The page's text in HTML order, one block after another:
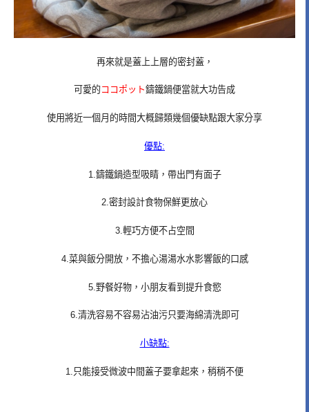
再來就是蓋上上層的密封蓋，
可愛的ココポット鑄鐵鍋便當就大功告成
使用將近一個月的時間大概歸類幾個優缺點跟大家分享
優點:
1.鑄鐵鍋造型吸睛，帶出門有面子
2.密封設計食物保鮮更放心
3.輕巧方便不占空間
4.菜與飯分開放，不擔心湯湯水水影響飯的口感
5.野餐好物，小朋友看到提升食慾
6.清洗容易不容易沾油污只要海綿清洗即可
小缺點:
1.只能接受微波中間蓋子要拿起來，稍稍不便